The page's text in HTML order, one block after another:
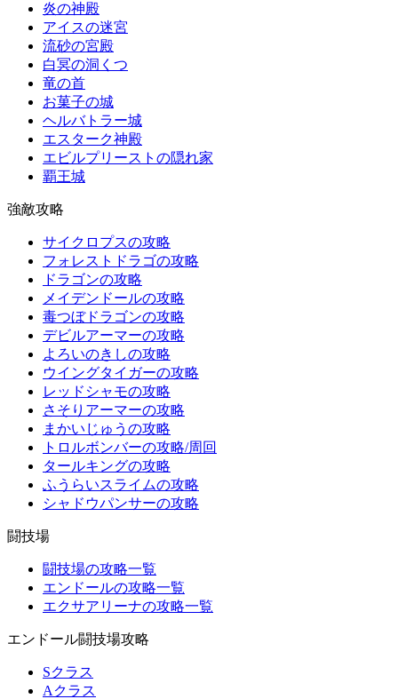
炎の神殿
アイスの迷宮
流砂の宮殿
白冥の洞くつ
竜の首
お菓子の城
ヘルバトラー城
エスターク神殿
エビルプリーストの隠れ家
覇王城
強敵攻略
サイクロプスの攻略
フォレストドラゴの攻略
ドラゴンの攻略
メイデンドールの攻略
毒つぼドラゴンの攻略
デビルアーマーの攻略
よろいのきしの攻略
ウイングタイガーの攻略
レッドシャモの攻略
さそりアーマーの攻略
まかいじゅうの攻略
トロルボンバーの攻略/周回
タールキングの攻略
ふうらいスライムの攻略
シャドウパンサーの攻略
闘技場
闘技場の攻略一覧
エンドールの攻略一覧
エクサアリーナの攻略一覧
エンドール闘技場攻略
Sクラス
Aクラス